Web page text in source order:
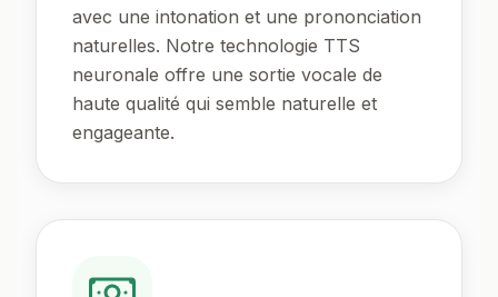
avec une intonation et une prononciation
naturelles. Notre technologie TTS
neuronale offre une sortie vocale de
haute qualité qui semble naturelle et
engageante.